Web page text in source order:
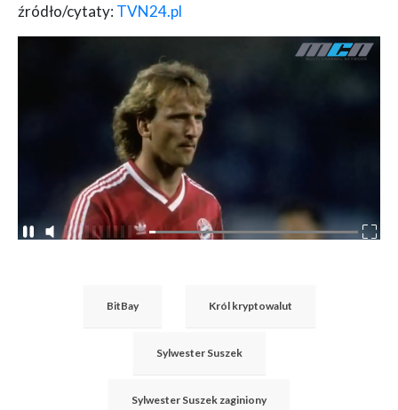
źródło/cytaty: TVN24.pl
BitBay Król kryptowalut
Sylwester Suszek
Sylwester Suszek zaginiony